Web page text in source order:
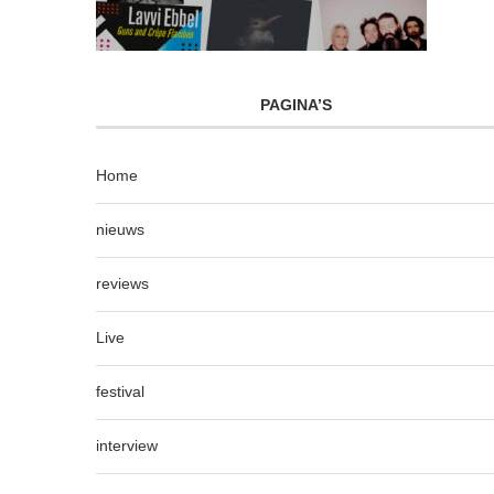
PAGINA’S
Home
nieuws
reviews
Live
festival
interview